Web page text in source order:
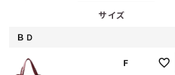
サイズ
ＢＤ
F